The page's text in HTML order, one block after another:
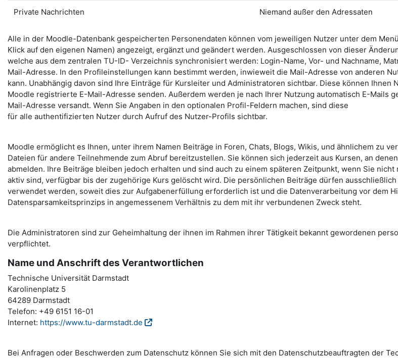
Private Nachrichten Niemand außer den Adressaten
Alle in der Moodle-Datenbank gespeicherten Personendaten können vom jeweiligen Nutzer unter dem
Klick auf den eigenen Namen) angezeigt, ergänzt und geändert werden. Ausgeschlossen von dieser
welche aus dem zentralen TU-ID- Verzeichnis synchronisiert werden: Login-Name, Vor- und Nachname,
Mail-Adresse. In den Profileinstellungen kann bestimmt werden, inwieweit die Mail-Adresse von anderen
kann. Unabhängig davon sind Ihre Einträge für Kursleiter und Administratoren sichtbar. Diese können Ihnen
Moodle registrierte E-Mail-Adresse senden. Außerdem werden je nach Ihrer Nutzung automatisch E-Mails
Mail-Adresse versandt. Wenn Sie Angaben in den optionalen Profil-Feldern machen, sind diese
für alle authentifizierten Nutzer durch Aufruf des Nutzer-Profils sichtbar.
Moodle ermöglicht es Ihnen, unter ihrem Namen Beiträge in Foren, Chats, Blogs, Wikis, und ähnlichem zu
Dateien für andere Teilnehmende zum Abruf bereitzustellen. Sie können sich jederzeit aus Kursen, an
abmelden. Ihre Beiträge bleiben jedoch erhalten und sind auch zu einem späteren Zeitpunkt, wenn Sie nicht
aktiv sind, verfügbar bis der zugehörige Kurs gelöscht wird. Die persönlichen Beiträge dürfen
verwendet werden, soweit dies zur Aufgabenerfüllung erforderlich ist und die Datenverarbeitung vor dem
Datensparsamkeitsprinzips in angemessenem Verhältnis zu dem mit ihr verbundenen Zweck steht.
Die Administratoren sind zur Geheimhaltung der ihnen im Rahmen ihrer Tätigkeit bekannt gewordenen
verpflichtet.
Name und Anschrift des Verantwortlichen
Technische Universität Darmstadt
Karolinenplatz 5
64289 Darmstadt
Telefon: +49 6151 16-01
Internet: https://www.tu-darmstadt.de
Bei Anfragen oder Beschwerden zum Datenschutz können Sie sich mit den Datenschutzbeauftragten der